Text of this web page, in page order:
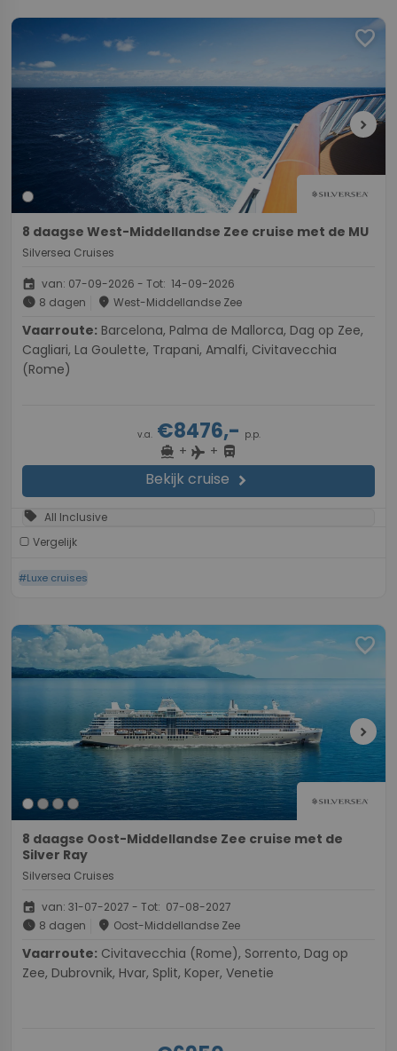
favorite
chevron_right
8 daagse West-Middellandse Zee cruise met de MU
Silversea Cruises
event van: 07-09-2026 - Tot: 14-09-2026
schedule 8 dagen place West-Middellandse Zee
Vaarroute:
Cagliari, La Goulette, Trapani, Amalfi, Civitavecchia
(Rome)
v.a.€8476,- p.p.
directions_boat + flight + directions_bus
Bekijk cruise chevron_right
sell All Inclusive
Vergelijk
#Luxe cruises
favorite
chevron_right
8 daagse Oost-Middellandse Zee cruise met de
Silver Ray
Silversea Cruises
event van: 31-07-2027 - Tot: 07-08-2027
schedule 8 dagen place Oost-Middellandse Zee
Vaarroute:
Zee, Dubrovnik, Hvar, Split, Koper, Venetie